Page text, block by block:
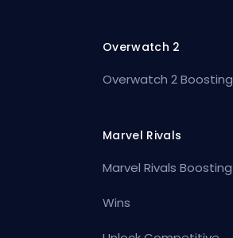
Overwatch 2
Overwatch 2 Boosting
Marvel Rivals
Marvel Rivals Boosting
Wins